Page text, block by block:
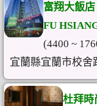
富翔大飯店
FU
(4400 ~
宜蘭縣宜蘭市校舍
杜拜時